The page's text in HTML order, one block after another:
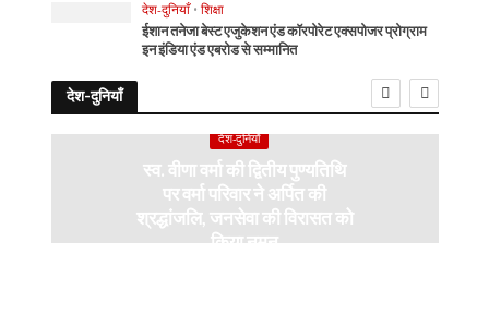
देश-दुनियाँ • शिक्षा
ईशान तनेजा बेस्ट एजुकेशन एंड कॉरपोरेट एक्सपोजर प्रोग्राम
इन इंडिया एंड एबरोड से सम्मानित
देश-दुनियाँ
देश-दुनियाँ
स्व. वीणा वर्मा की द्वितीय पुण्यतिथि
पर वर्मा परिवार ने अर्पित की
श्रद्धांजलि, जनसेवा की विरासत को
किया नमन